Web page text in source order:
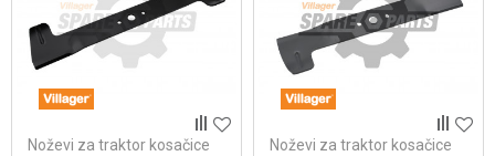
Noževi za traktor kosačice
Noževi za traktor kosačice